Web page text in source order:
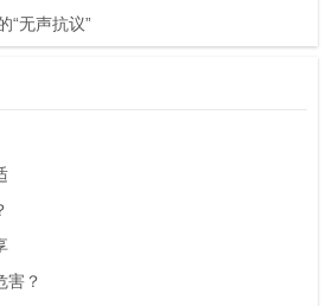
“无声抗议”
害？